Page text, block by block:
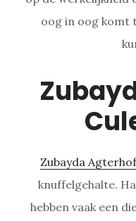
oog in oog komt
Zubayda Agterhof
knuffelgehalte.
hebben vaak een